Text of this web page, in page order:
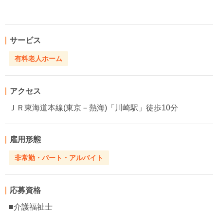
サービス
有料老人ホーム
アクセス
ＪＲ東海道本線(東京－熱海)「川崎駅」徒歩10分
雇用形態
非常勤・パート・アルバイト
応募資格
■介護福祉士